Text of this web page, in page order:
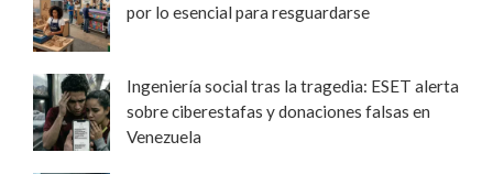
por lo esencial para resguardarse
Ingeniería social tras la tragedia: ESET alerta
sobre ciberestafas y donaciones falsas en
Venezuela